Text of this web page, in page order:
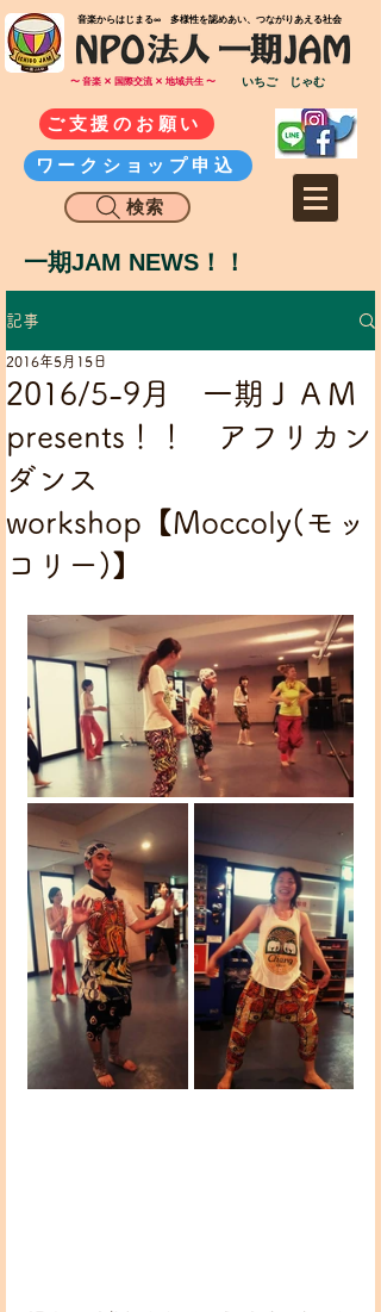
​音楽からはじまる∞ 多様性を認めあい、つながりあえる社会
〜 音楽 ✕ 国際交流 ✕ 地域共生 〜 いちご じゃむ
ご支援のお願い
ワークショップ申込
検索
一期JAM NEWS！！
記事
2016/5-9月 一期ＪＡＭ
presents！！ アフリカン
ダンス
workshop【Moccoly(モッ
コリー)】
2016年5月15日